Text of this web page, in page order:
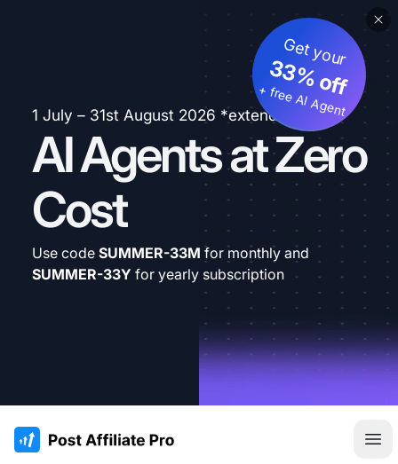
1 July – 31st August 2026 *extended
AI Agents at Zero
Cost
Get your
33% off
+ free AI Agent
Use code SUMMER-33M for monthly and
SUMMER-33Y for yearly subscription
:site.title